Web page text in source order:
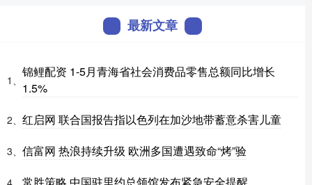
最新文章
1、
锦鲤配资 1-5月青海省社会消费品零售总额同比增长
1.5%
2、 红启网 联合国报告指以色列在加沙地带蓄意杀害儿童
3、 信富网 热浪持续升级 欧洲多国遭遇致命“烤”验
4、